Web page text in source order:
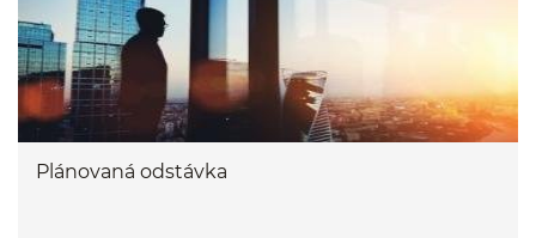
Plánovaná odstávka